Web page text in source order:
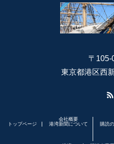
〒105-
東京都港区西
トップページ
会社概要
港湾新聞について
購読